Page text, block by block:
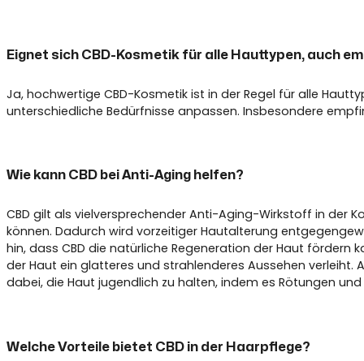
Eignet sich CBD-Kosmetik für alle Hauttypen, auch
Ja, hochwertige CBD-Kosmetik ist in der Regel für alle
unterschiedliche Bedürfnisse anpassen. Insbesondere
Wie kann CBD bei Anti-Aging helfen?
CBD gilt als vielversprechender Anti-Aging-Wirkstoff in der
können. Dadurch wird vorzeitiger Hautalterung
hin, dass CBD die natürliche Regeneration der Haut
der Haut ein glatteres und strahlenderes Aussehen verleiht.
dabei, die Haut jugendlich zu halten, indem es Rötungen
Welche Vorteile bietet CBD in der Haarpflege?